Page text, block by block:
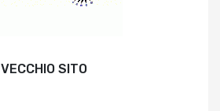
VECCHIO SITO